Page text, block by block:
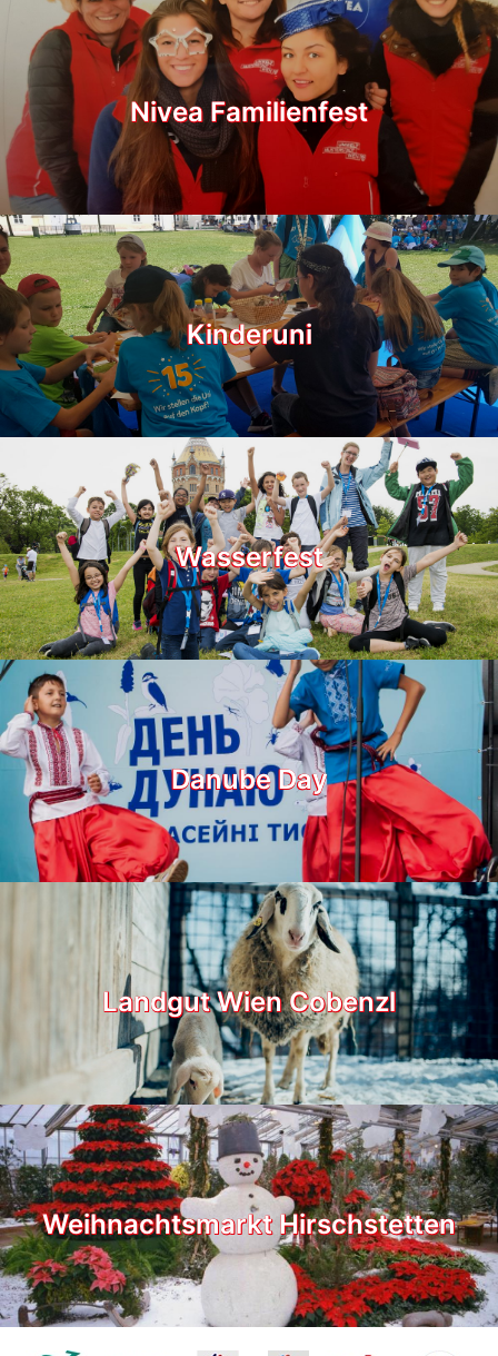
Nivea Familienfest
Kinderuni
Wasserfest
Danube Day
Landgut Wien Cobenzl
Weihnachtsmarkt Hirschstetten